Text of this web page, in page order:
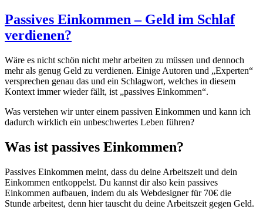
Passives Einkommen – Geld im Schlaf
verdienen?
Wäre es nicht schön nicht mehr arbeiten zu müssen und dennoch
mehr als genug Geld zu verdienen. Einige Autoren und „Experten“
versprechen genau das und ein Schlagwort, welches in diesem
Kontext immer wieder fällt, ist „passives Einkommen“.
Was verstehen wir unter einem passiven Einkommen und kann ich
dadurch wirklich ein unbeschwertes Leben führen?
Was ist passives Einkommen?
Passives Einkommen meint, dass du deine Arbeitszeit und dein
Einkommen entkoppelst. Du kannst dir also kein passives
Einkommen aufbauen, indem du als Webdesigner für 70€ die
Stunde arbeitest, denn hier tauscht du deine Arbeitszeit gegen Geld.